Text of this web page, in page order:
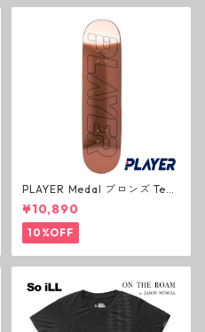
PLAYER Medal ブロンズ Tea
m Deck P3 スケートボードデ
ッキ プレイヤー メダル
¥10,890
10%OFF